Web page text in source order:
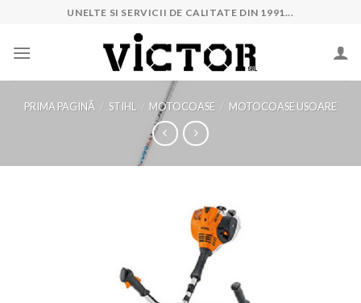
content
UNELTE SI SERVICII DE CALITATE DIN 1991...
PRIMA PAGINĂ / STIHL / MOTOCOASE / MOTOCOASE USOARE